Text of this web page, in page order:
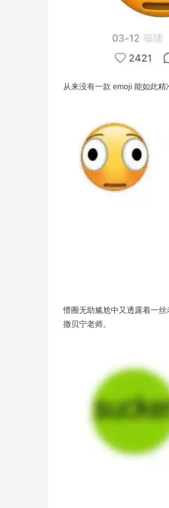
从来没有一款 emoji 能如此
懵圈无助尴尬中又透露着一
撒贝宁老师。